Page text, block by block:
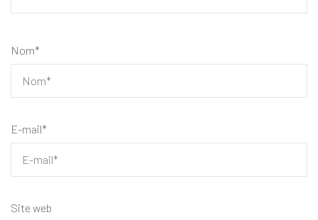
Nom*
E-mail*
Site web